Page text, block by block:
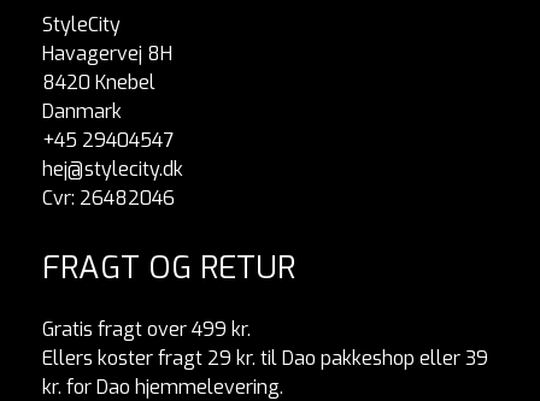
StyleCity
Havagervej 8H
8420 Knebel
Danmark
+45 29404547
hej@stylecity.dk
Cvr: 26482046
FRAGT OG RETUR
Gratis fragt over 499 kr.
Ellers koster fragt 29 kr. til Dao pakkeshop eller 39
kr. for Dao hjemmelevering.